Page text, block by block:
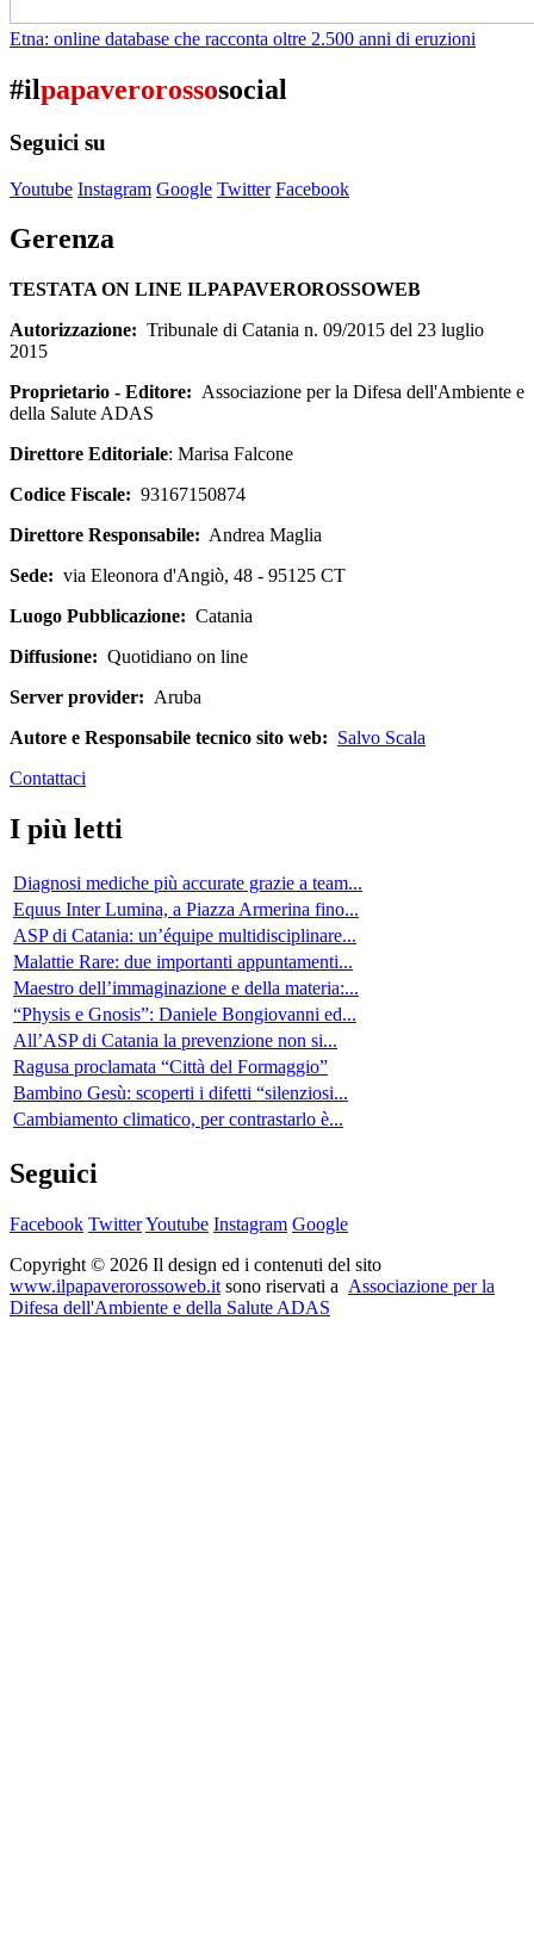
Etna: online database che racconta oltre 2.500 anni di eruzioni
#ilpapaverorossosocial
Seguici su
Youtube Instagram Google Twitter Facebook
Gerenza
TESTATA ON LINE ILPAPAVEROROSSOWEB
Autorizzazione: Tribunale di Catania n. 09/2015 del 23 luglio
2015
Proprietario - Editore: Associazione per la Difesa dell'Ambiente e
della Salute ADAS
Direttore Editoriale: Marisa Falcone
Codice Fiscale: 93167150874
Direttore Responsabile: Andrea Maglia
Sede: via Eleonora d'Angiò, 48 - 95125 CT
Luogo Pubblicazione: Catania
Diffusione: Quotidiano on line
Server provider: Aruba
Autore e Responsabile tecnico sito web: Salvo Scala
Contattaci
I più letti
Diagnosi mediche più accurate grazie a team...
Equus Inter Lumina, a Piazza Armerina fino...
ASP di Catania: un’équipe multidisciplinare...
Malattie Rare: due importanti appuntamenti...
Maestro dell’immaginazione e della materia:...
“Physis e Gnosis”: Daniele Bongiovanni ed...
All’ASP di Catania la prevenzione non si...
Ragusa proclamata “Città del Formaggio”
Bambino Gesù: scoperti i difetti “silenziosi...
Cambiamento climatico, per contrastarlo è...
Seguici
Facebook TwitterYoutube Instagram Google
Copyright © 2026 Il design ed i contenuti del sito
www.ilpapaverorossoweb.it sono riservati a Associazione per la
Difesa dell'Ambiente e della Salute ADAS